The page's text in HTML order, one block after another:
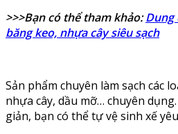
>>>Bạn có thể tham khảo:Dung
băng keo, nhựa cây siêu sạch
Sản phẩm chuyên làm sạch các
nhựa cây, dầu mỡ… chuyên
giản, bạn có thể tự vệ sinh xế